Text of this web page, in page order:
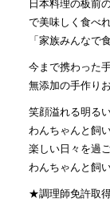
で美味しく食べ
「家族みんなで
今まで携わった
無添加の手作り
笑顔溢れる明る
わんちゃんと飼
楽しい日々を過
わんちゃんと飼
★調理師免許取